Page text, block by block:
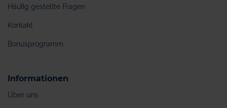
Häufig gestellte Fragen
Kontakt
Bonusprogramm
Informationen
Über uns